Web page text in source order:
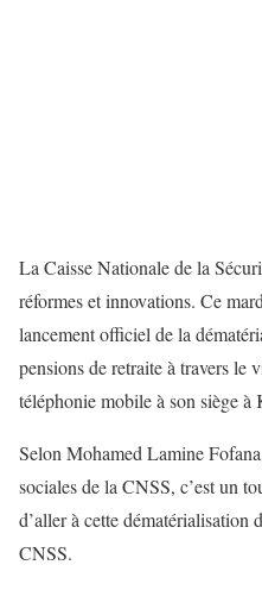
La Caisse Nationale de la
réformes et innovations. Ce
lancement officiel de la
pensions de retraite à travers le
téléphonie mobile à son siège à
Selon Mohamed Lamine
sociales de la CNSS, c’est un
d’aller à cette dématérialisation
CNSS.